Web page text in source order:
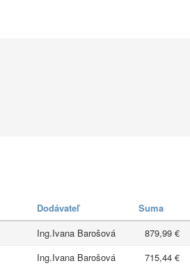
Dodávateľ Suma
Ing.Ivana Barošová 879,99 €
Ing.Ivana Barošová 715,44 €